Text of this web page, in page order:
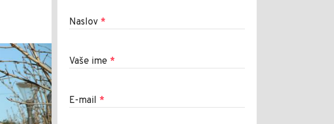
Naslov *
Vaše ime *
E-mail *